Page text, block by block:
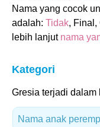
Nama yang cocok
adalah: Tidak, Final,
lebih lanjut nama
Kategori
Gresia terjadi dalam
Nama anak